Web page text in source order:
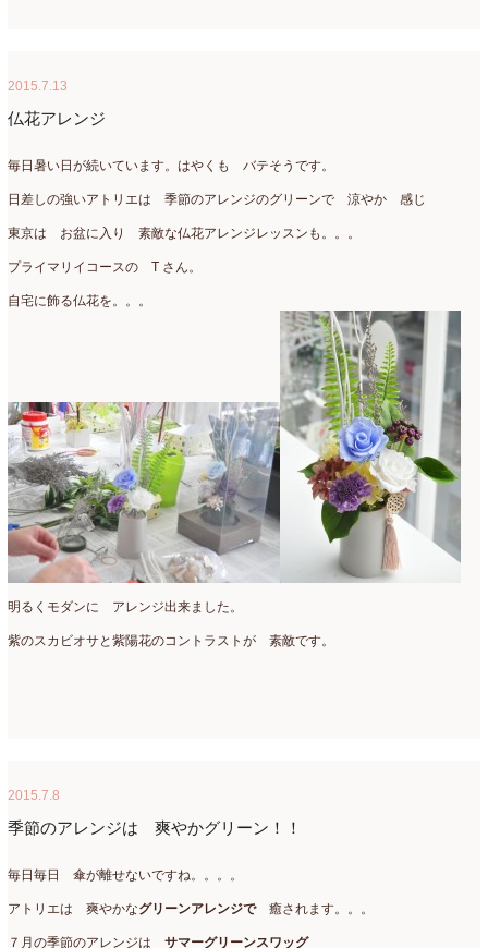
2015.7.13
仏花アレンジ
毎日暑い日が続いています。はやくも バテそうです。
日差しの強いアトリエは 季節のアレンジのグリーンで 涼やか 感じ
東京は お盆に入り 素敵な仏花アレンジレッスンも。。。
プライマリイコースの T さん。
自宅に飾る仏花を。。。
明るくモダンに アレンジ出来ました。
紫のスカビオサと紫陽花のコントラストが 素敵です。
2015.7.8
季節のアレンジは 爽やかグリーン！！
毎日毎日 傘が離せないですね。。。。
アトリエは 爽やかなグリーンアレンジで癒されます。。。
７月の季節のアレンジは サマーグリーンスワッグ